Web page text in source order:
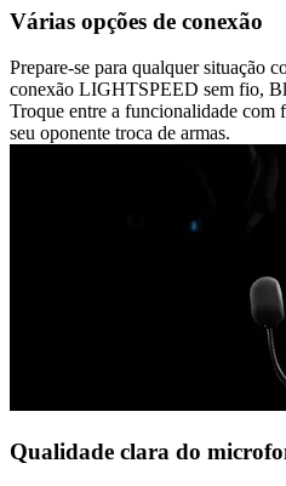
Várias opções de conexão
Prepare-se para qualquer situação
conexão LIGHTSPEED sem fio,
Troque entre a funcionalidade com
seu oponente troca de armas.
Qualidade clara do